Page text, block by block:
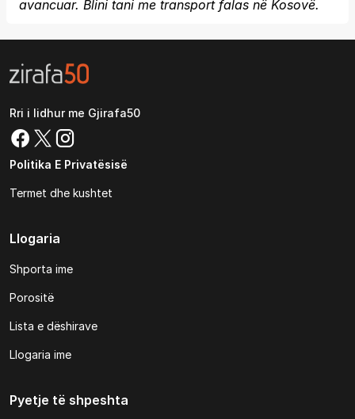
avancuar. Blini tani me transport falas në Kosovë.
Rri i lidhur me Gjirafa50
Politika E Privatësisë
Termet dhe kushtet
Llogaria
Shporta ime
Porositë
Lista e dëshirave
Llogaria ime
Pyetje të shpeshta